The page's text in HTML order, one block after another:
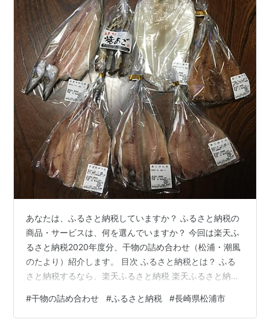
あなたは、ふるさと納税していますか？ ふるさと納税の
商品・サービスは、何を選んでいますか？ 今回は楽天ふ
るさと納税2020年度分、干物の詰め合わせ（松浦・潮風
のたより）紹介します。 目次 ふるさと納税とは？ ふる
さと納税するなら、楽天ふるさと納税 楽天ふるさと納税
り） 」 まとめ ふるさと納税とは？ ふるさと納税は「自
分の生まれ故郷や、応援したい地方自治体に寄付ができ
#干物の詰め合わせ #ふるさと納税 #長崎県松浦市